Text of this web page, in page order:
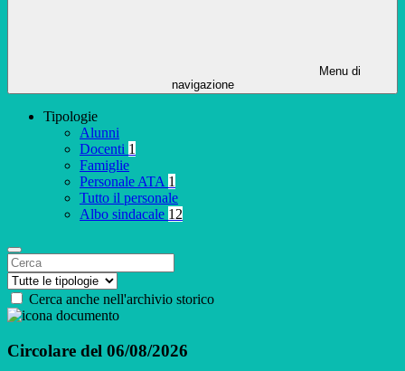
Menu di
navigazione
Tipologie
Alunni
Docenti 1
Famiglie
Personale ATA 1
Tutto il personale
Albo sindacale 12
Cerca anche nell'archivio storico
Circolare del 06/08/2026